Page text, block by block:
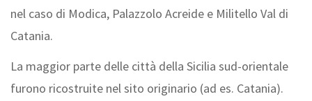
nel caso di Modica, Palazzolo Acreide e Militello Val di
Catania.
La maggior parte delle città della Sicilia sud-orientale
furono ricostruite nel sito originario (ad es. Catania).